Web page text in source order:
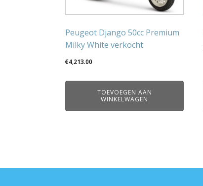
Peugeot Django 50cc Premium
Milky White verkocht
€4,213.00
TOEVOEGEN AAN
WINKELWAGEN